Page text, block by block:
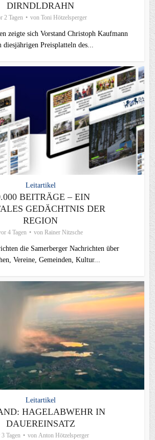
DIRNDLDRAHN
2 Tagen von Toni Hötzelsperger
zeigte sich Vorstand Christoph Kaufmann
diesjährigen Preisplatteln des...
Leitartikel
BEITRÄGE – EIN
GEDÄCHTNIS DER
REGION
4 Tagen von Rainer Nitzsche
die Samerberger Nachrichten über
Vereine, Gemeinden, Kultur...
Leitartikel
HAGELABWEHR IN
DAUEREINSATZ
Tagen von Anton Hötzelsperger